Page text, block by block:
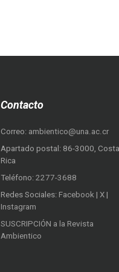
Contacto
Correo: ambientico@una.ac.cr
Apartado postal: 86-3000, Costa
Rica
Teléfono: 2277-3688
Redes Sociales: Facebook | X |
Instagram
SUSCRIPCIÓN a la Revista
Ambientico